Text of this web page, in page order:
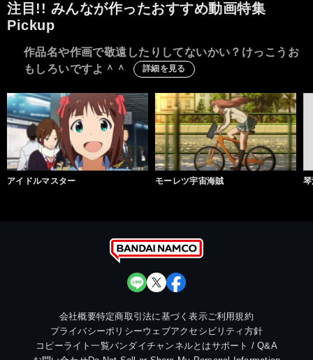
注目!! みんなが作ったおすすめ動画特集
Pickup
作品名や作画で敬遠したりしてないかい？けっこうお
もしろいですよ＾＾
詳細を見る
アイドルマスター モーレツ宇宙海賊
会社概要特定商取引法に基づく表示ご利用規約
プライバシーポリシーウェブアクセシビリティ方針
コピーライト一覧バンダイチャンネルとはサポート / Q&A